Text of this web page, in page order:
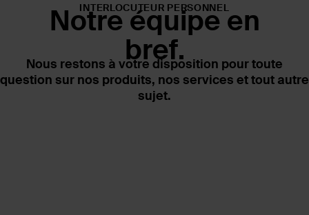
INTERLOCUTEUR PERSONNEL
Notre équipe en
bref.
Nous restons à votre disposition pour toute
question sur nos produits, nos services et tout autre
sujet.